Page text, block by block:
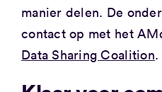
manier delen. De
contact op met het
Data Sharing Coalition.